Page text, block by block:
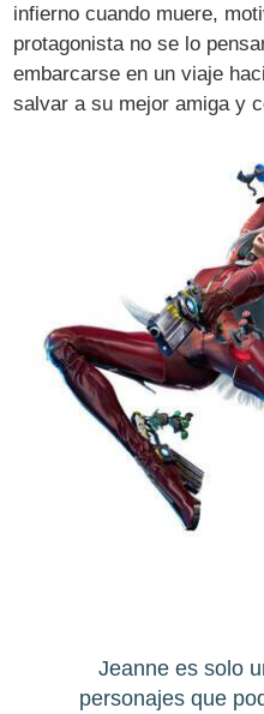
infierno cuando muere,
protagonista no se lo
embarcarse en un viaje
salvar a su mejor amiga y
Jeanne es solo
personajes que